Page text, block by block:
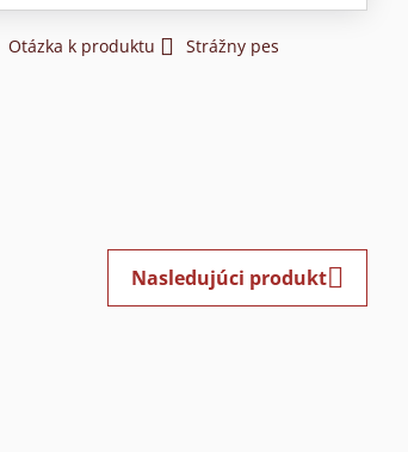
Otázka k produktu
Strážny pes
Nasledujúci produkt